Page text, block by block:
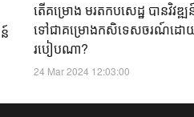
តើគម្រោង មរតកបសេដ្ឋ​ បានវិវឌ្ឍ
ទៅជាគម្រោងកសិទេសចរណ៍ដោ
របៀប​ណា?
24 Mar 2024 12:03:00